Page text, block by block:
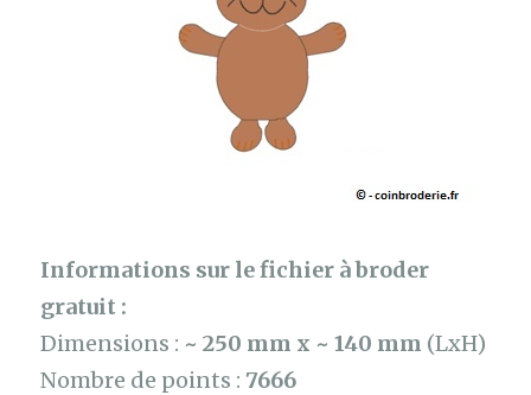
Informations sur le fichier à broder
gratuit :
Dimensions : ~ 250 mm x ~ 140 mm (LxH)
Nombre de points : 7666